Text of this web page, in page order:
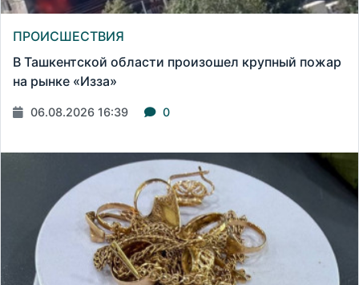
ПРОИСШЕСТВИЯ
В Ташкентской области произошел крупный пожар
на рынке «Изза»
06.08.2026 16:39 0